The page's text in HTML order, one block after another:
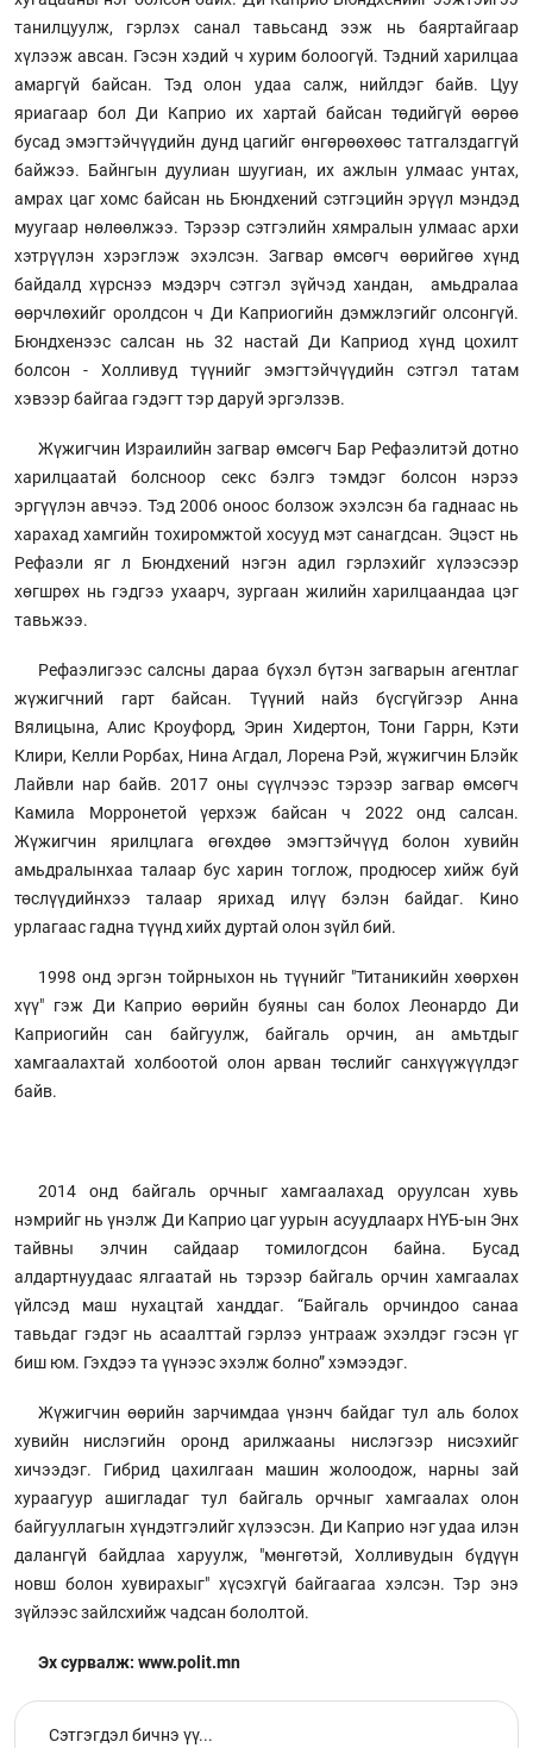
танилцуулж, гэрлэх санал тавьсанд ээж нь баяртайгаар
хүлээж авсан. Гэсэн хэдий ч хурим болоогүй. Тэдний харилцаа
амаргүй байсан. Тэд олон удаа салж, нийлдэг байв. Цуу
яриагаар бол Ди Каприо их хартай байсан төдийгүй өөрөө
бусад эмэгтэйчүүдийн дунд цагийг өнгөрөөхөөс татгалздаггүй
байжээ. Байнгын дуулиан шуугиан, их ажлын улмаас унтах,
амрах цаг хомс байсан нь Бюндхений сэтгэцийн эрүүл мэндэд
муугаар нөлөөлжээ. Тэрээр сэтгэлийн хямралын улмаас архи
хэтрүүлэн хэрэглэж эхэлсэн. Загвар өмсөгч өөрийгөө хүнд
байдалд хүрснээ мэдэрч сэтгэл зүйчэд хандан, амьдралаа
өөрчлөхийг оролдсон ч Ди Каприогийн дэмжлэгийг олсонгүй.
Бюндхенээс салсан нь 32 настай Ди Каприод хүнд цохилт
болсон - Холливуд түүнийг эмэгтэйчүүдийн сэтгэл татам
хэвээр байгаа гэдэгт тэр даруй эргэлзэв.
Жүжигчин Израилийн загвар өмсөгч Бар Рефаэлитэй дотно
харилцаатай болсноор секс бэлгэ тэмдэг болсон нэрээ
эргүүлэн авчээ. Тэд 2006 оноос болзож эхэлсэн ба гаднаас нь
харахад хамгийн тохиромжтой хосууд мэт санагдсан. Эцэст нь
Рефаэли яг л Бюндхений нэгэн адил гэрлэхийг хүлээсээр
хөгшрөх нь гэдгээ ухаарч, зургаан жилийн харилцаандаа цэг
тавьжээ.
Рефаэлигээс салсны дараа бүхэл бүтэн загварын агентлаг
жүжигчний гарт байсан. Түүний найз бүсгүйгээр Анна
Вялицына, Алис Кроуфорд, Эрин Хидертон, Тони Гаррн, Кэти
Клири, Келли Рорбах, Нина Агдал, Лорена Рэй, жүжигчин Блэйк
Лайвли нар байв. 2017 оны сүүлчээс тэрээр загвар өмсөгч
Камила Морронетой үерхэж байсан ч 2022 онд салсан.
Жүжигчин ярилцлага өгөхдөө эмэгтэйчүүд болон хувийн
амьдралынхаа талаар бус харин тоглож, продюсер хийж буй
төслүүдийнхээ талаар ярихад илүү бэлэн байдаг. Кино
урлагаас гадна түүнд хийх дуртай олон зүйл бий.
1998 онд эргэн тойрныхон нь түүнийг "Титаникийн хөөрхөн
хүү" гэж Ди Каприо өөрийн буяны сан болох Леонардо Ди
Каприогийн сан байгуулж, байгаль орчин, ан амьтдыг
хамгаалахтай холбоотой олон арван төслийг санхүүжүүлдэг
байв.
2014 онд байгаль орчныг хамгаалахад оруулсан хувь
нэмрийг нь үнэлж Ди Каприо цаг уурын асуудлаарх НҮБ-ын Энх
тайвны элчин сайдаар томилогдсон байна. Бусад
алдартнуудаас ялгаатай нь тэрээр байгаль орчин хамгаалах
үйлсэд маш нухацтай ханддаг. “Байгаль орчиндоо санаа
тавьдаг гэдэг нь асаалттай гэрлээ унтрааж эхэлдэг гэсэн үг
биш юм. Гэхдээ та үүнээс эхэлж болно” хэмээдэг.
Жүжигчин өөрийн зарчимдаа үнэнч байдаг тул аль болох
хувийн нислэгийн оронд арилжааны нислэгээр нисэхийг
хичээдэг. Гибрид цахилгаан машин жолоодож, нарны зай
хураагуур ашигладаг тул байгаль орчныг хамгаалах олон
байгууллагын хүндэтгэлийг хүлээсэн. Ди Каприо нэг удаа илэн
далангүй байдлаа харуулж, "мөнгөтэй, Холливудын бүдүүн
новш болон хувирахыг" хүсэхгүй байгаагаа хэлсэн. Тэр энэ
зүйлээс зайлсхийж чадсан бололтой.
Эх сурвалж: www.polit.mn